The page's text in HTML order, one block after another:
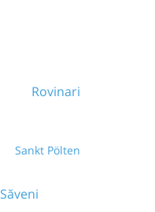
Rovinari
Sankt Pölten
Săveni